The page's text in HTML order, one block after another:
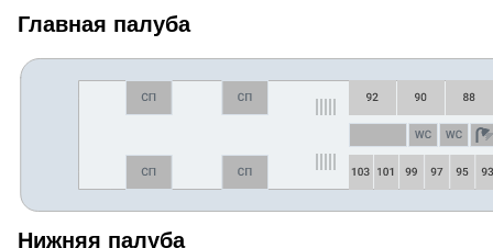
Главная палуба
Нижняя палуба